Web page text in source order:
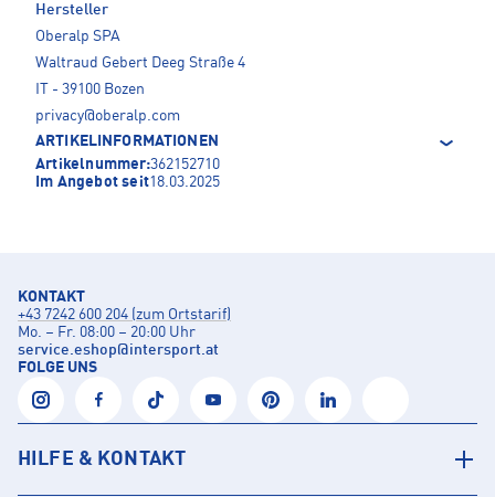
Hersteller
Oberalp SPA
Waltraud Gebert Deeg Straße 4
IT - 39100 Bozen
privacy@oberalp.com
ARTIKELINFORMATIONEN
Artikelnummer:362152710
Im Angebot seit18.03.2025
KONTAKT
+43 7242 600 204 (zum Ortstarif)
Mo. – Fr. 08:00 – 20:00 Uhr
service.eshop@intersport.at
FOLGE UNS
HILFE & KONTAKT